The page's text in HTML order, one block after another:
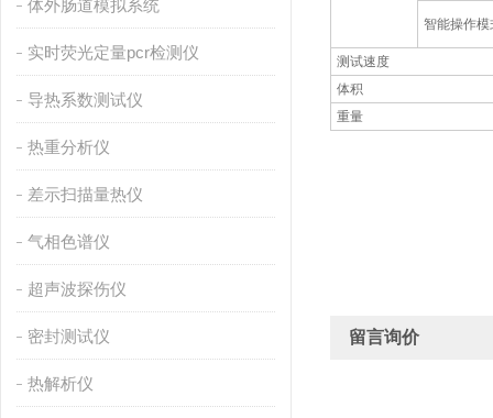
体外肠道模拟系统
实时荧光定量pcr检测仪
导热系数测试仪
热重分析仪
差示扫描量热仪
气相色谱仪
超声波探伤仪
密封测试仪
热解析仪
智能操作模
测试速度
体积
重量
留言询价